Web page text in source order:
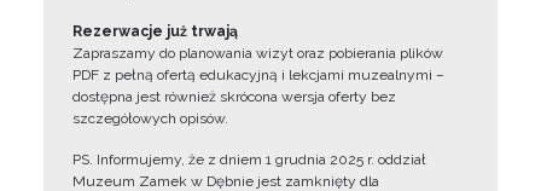
Rezerwacje już trwają
Zapraszamy do planowania wizyt oraz pobierania plików
PDF z pełną ofertą edukacyjną i lekcjami muzealnymi –
dostępna jest również skrócona wersja oferty bez
szczegółowych opisów.
PS. Informujemy, że z dniem 1 grudnia 2025 r. oddział
Muzeum Zamek w Dębnie jest zamknięty dla